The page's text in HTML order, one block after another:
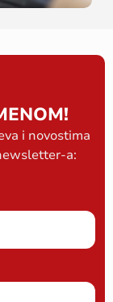
i novostima
a: